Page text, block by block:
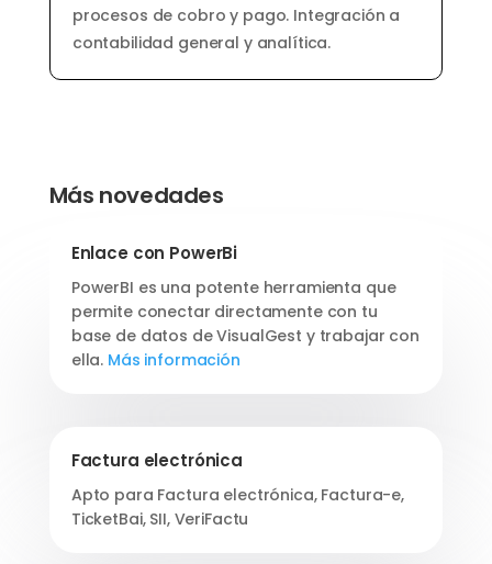
procesos de cobro y pago. Integración a
contabilidad general y analítica.
Más novedades
Enlace con PowerBi
PowerBI es una potente herramienta que
permite conectar directamente con tu
base de datos de VisualGest y trabajar con
ella. Más información
Factura electrónica
Apto para Factura electrónica, Factura-e,
TicketBai, SII, VeriFactu